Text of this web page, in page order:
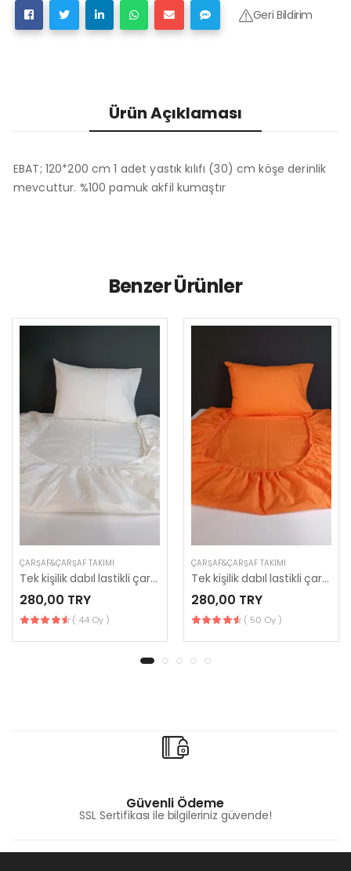
Geri Bildirim
Ürün Açıklaması
EBAT; 120*200 cm 1 adet yastık kılıfı (30) cm köşe derinlik
mevcuttur. %100 pamuk akfil kumaştır
Benzer Ürünler
ÇARŞAF&ÇARŞAF TAKIMI
Tek kişilik dabıl lastikli çarşaf 120*200
280,00 TRY
( 44 Oy )
ÇARŞAF&ÇARŞAF TAKIMI
Tek kişilik dabıl lastikli çarşaf 120*200
280,00 TRY
( 50 Oy )
Güvenli Ödeme
SSL Sertifikası ile bilgileriniz güvende!